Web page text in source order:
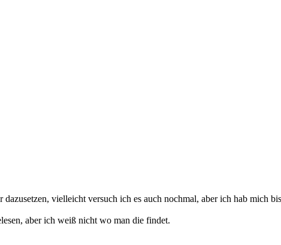
vielleicht versuch ich es auch nochmal, aber ich hab mich
aber ich weiß nicht wo man die findet.